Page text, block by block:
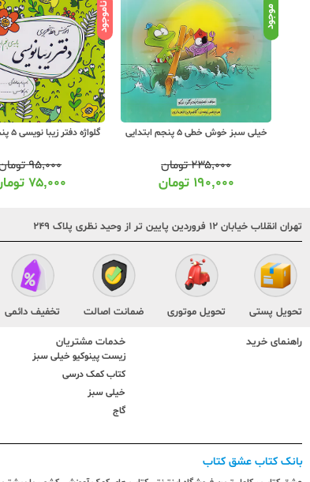
موجود
خیلی سبز خوش خطی 5 پنجم ابتدایی
۲۳۵,۰۰۰تومان
۱۹۰,۰۰۰ تومان
ناموجود
گلواژه دفتر زیبا نویسی 5 پنجم ابتدایی
۹۵,۰۰۰
۷۵,۰۰۰
تهران انقلاب خیابان ۱۲ فروردین پایین تر از وحید نظری پلاک ۲۴۹
تحویل پستی تحویل موتوری ضمانت اصالت تخفیف دائمی
راهنمای خرید خدمات مشتریان
زیست پینوکیو خیلی سبز
کتاب کمک درسی
خیلی سبز
گاج
بانک کتاب عشق کتاب